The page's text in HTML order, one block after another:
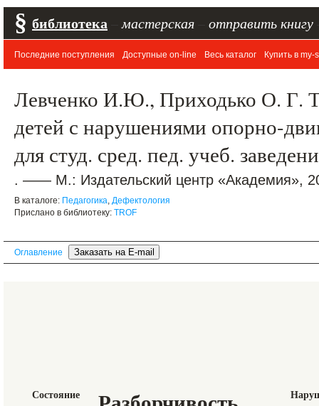
§ библиотека мастерская отправить книгу
Последние поступления Доступные on-line Весь каталог Купить в my-
Левченко И.Ю., Приходько О. Г.
детей с нарушениями опорно-
для студ. сред. пед. учеб.
. —— М.: Издательский центр «Академия»,
В каталоге: Педагогика, Дефектология
Прислано в библиотеку: TROF
Оглавление
Состояние